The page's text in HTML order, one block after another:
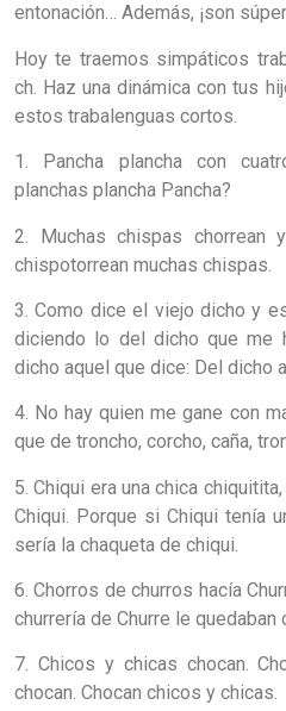
entonación… Además, ¡son
Hoy te traemos simpáticos
ch. Haz una dinámica con tus
estos trabalenguas cortos.
1. Pancha plancha con
planchas plancha Pancha?
2. Muchas chispas chorrean
chispotorrean muchas chispas.
3. Como dice el viejo dicho y
diciendo lo del dicho que me
dicho aquel que dice: Del dicho
4. No hay quien me gane con
que de troncho, corcho, caña,
5. Chiqui era una chica
Chiqui. Porque si Chiqui tenía
sería la chaqueta de chiqui.
6. Chorros de churros hacía
churrería de Churre le quedaban
7. Chicos y chicas chocan.
chocan. Chocan chicos y chicas.